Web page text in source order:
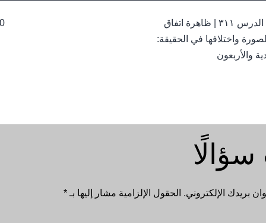
الدرس ٣١١ | ظاهرة اتفاق
واختلافها في الحقيقة:
والأربعون
بريدك الإلكتروني. الحقول الإلزامية مشار إليها بـ *